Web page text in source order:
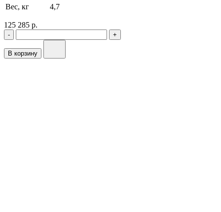
Вес, кг 4,7
125 285 р.
- +
В корзину